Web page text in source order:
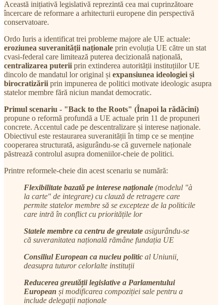
Această inițiativă legislativă reprezintă cea mai cuprinzătoare
încercare de reformare a arhitecturii europene din perspectivă
conservatoare.
Ordo Iuris a identificat trei probleme majore ale UE actuale:
eroziunea suveranității naționale prin evoluția UE către un stat
cvasi-federal care limitează puterea decizională națională,
centralizarea puterii prin extinderea autorității instituțiilor UE
dincolo de mandatul lor original și expansiunea ideologiei și
birocratizării prin impunerea de politici motivate ideologic asupra
statelor membre fără niciun mandat democratic.
Primul scenariu - "Back to the Roots" (Înapoi la rădăcini)
propune o reformă profundă a UE actuale prin 11 de propuneri
concrete. Accentul cade pe descentralizare și interese naționale.
Obiectivul este restaurarea suveranității în timp ce se menține
cooperarea structurată, asigurându-se că guvernele naționale
păstrează controlul asupra domeniilor-cheie de politici.
Printre reformele-cheie din acest scenariu se numără:
Flexibilitate bazată pe interese naționale (modelul "à
la carte" de integrare) cu clauză de retragere care
permite statelor membre să se excepteze de la politicile
care intră în conflict cu prioritățile lor
Statele membre ca centru de greutate asigurându-se
că suveranitatea națională rămâne fundația UE
Consiliul European ca nucleu politic al Uniunii,
deasupra tuturor celorlalte instituții
Reducerea greutății legislative a Parlamentului
European și modificarea compoziției sale pentru a
include delegații naționale